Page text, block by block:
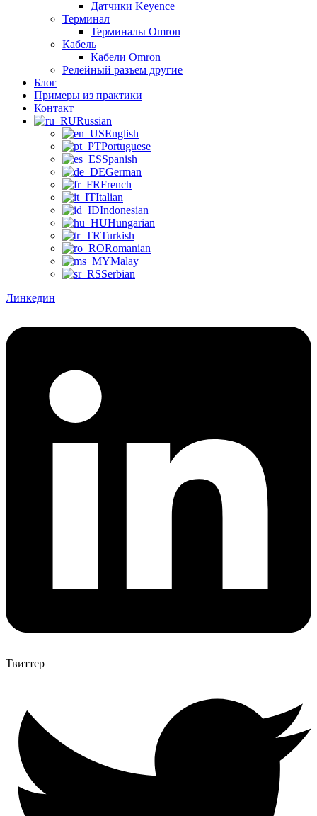
Датчики Keyence
Терминал
Терминалы Omron
Кабель
Кабели Omron
Релейный разъем другие
Блог
Примеры из практики
Контакт
Russian
English
Portuguese
Spanish
German
French
Italian
Indonesian
Hungarian
Turkish
Romanian
Malay
Serbian
Линкедин
Твиттер